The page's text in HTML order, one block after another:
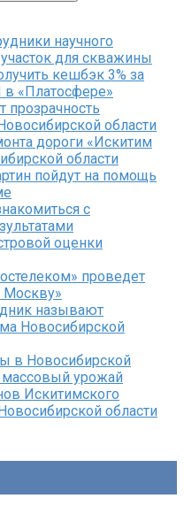
научного
для скважины
кешбэк 3% за
«Платосфере»
прозрачность
области
дороги «Искитим
области
пойдут на помощь
с
оценки
проведет
Москву»
называют
Новосибирской
в Новосибирской
массовый урожай
Искитимского
области